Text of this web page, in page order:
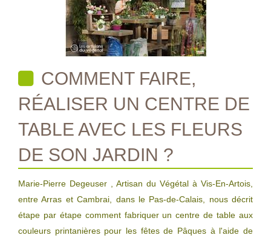
COMMENT FAIRE,
RÉALISER UN CENTRE DE
TABLE AVEC LES FLEURS
DE SON JARDIN ?
Marie-Pierre Degeuser , Artisan du Végétal à Vis-En-Artois,
entre Arras et Cambrai, dans le Pas-de-Calais, nous décrit
étape par étape comment fabriquer un centre de table aux
couleurs printanières pour les fêtes de Pâques à l'aide de